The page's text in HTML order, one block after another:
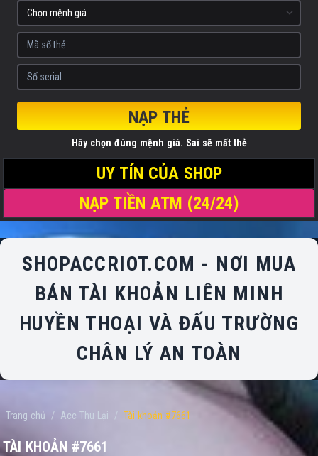
NẠP THẺ
Hãy chọn đúng mệnh giá. Sai sẽ mất thẻ
UY TÍN CỦA SHOP
NẠP TIỀN ATM (24/24)
SHOPACCRIOT.COM - NƠI MUA
BÁN TÀI KHOẢN LIÊN MINH
HUYỀN THOẠI VÀ ĐẤU TRƯỜNG
CHÂN LÝ AN TOÀN
Trang chủ / Acc Thu Lại / Tài khoản #7661
TÀI KHOẢN #7661